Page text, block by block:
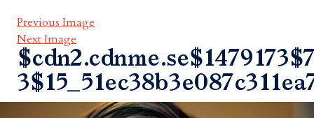
Previous Image
Next Image